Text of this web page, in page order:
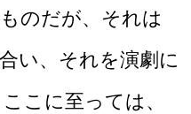
のだが、それは
い、それを演劇に
こに至っては、